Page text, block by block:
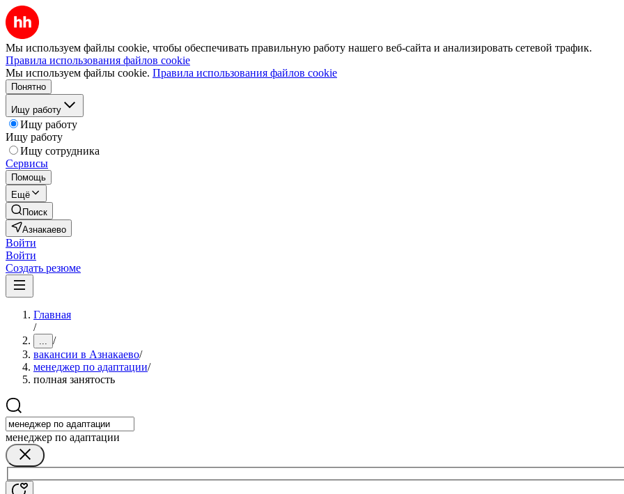
Мы используем файлы cookie, чтобы обеспечивать правильную работу нашего веб-сайта и анализировать сетевой трафик.
Правила использования файлов cookie
Мы используем файлы cookie. Правила использования файлов cookie
Понятно
Ищу работу
Ищу работу
Ищу работу
Ищу сотрудника
Сервисы
Помощь
Ещё
Поиск
Азнакаево
Войти
Войти
Создать резюме
Главная
/
... /
вакансии в Азнакаево/
менеджер по адаптации/
полная занятость
менеджер по адаптации